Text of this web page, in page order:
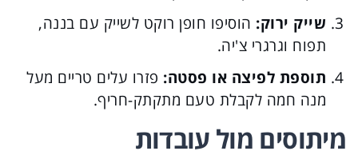
שייק ירוק: הוסיפו חופן רוקט לשייק עם בננה,
תפוח וגרגרי צ'יה.
תוספת לפיצה או פסטה: פזרו עלים טריים מעל
מנה חמה לקבלת טעם מתקתק-חריף.
מיתוסים מול עובדות